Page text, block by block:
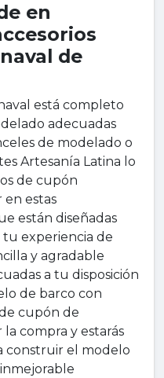
en
de
está completo
adecuadas
de modelado o
Artesanía Latina lo
de cupón
estas
están diseñadas
experiencia de
y agradable
a tu disposición
de barco con
cupón de
compra y estarás
construir el modelo